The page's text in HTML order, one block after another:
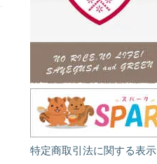
特定商取引法に関する表示